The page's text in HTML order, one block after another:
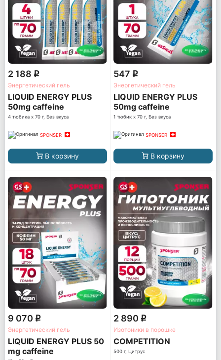
2 188 q
Энергетический гель
LIQUID ENERGY PLUS
50mg caffeine
4 тюбика x 70 г, Без вкуса
SPONSER
В корзину
547 q
Энергетический гель
LIQUID ENERGY PLUS
50mg caffeine
1 тюбик x 70 г, Без вкуса
SPONSER
В корзину
9 070 q
Энергетический гель
LIQUID ENERGY PLUS 50
mg caffeine
2 890 q
Изотоники в порошке
COMPETITION
500 г, Цитрус